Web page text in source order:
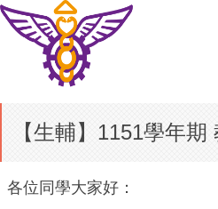
【生輔】1151學年
各位同學大家好：